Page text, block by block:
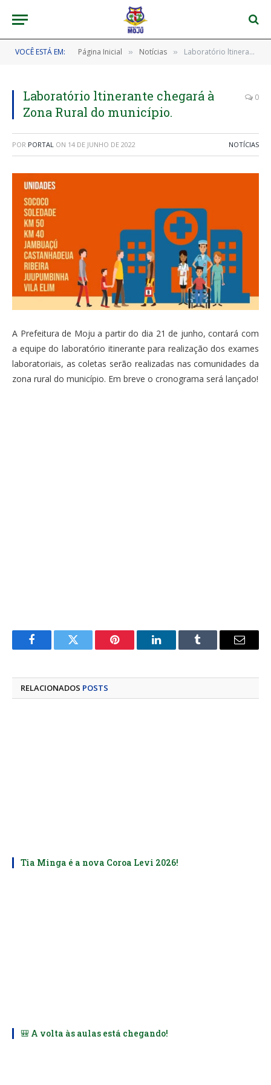
VOCÊ ESTÁ EM: Página Inicial » Notícias » Laboratório ltinerante chegará à Zona Rural do município.
Laboratório ltinerante chegará à
Zona Rural do município.
0
POR PORTAL ON 14 DE JUNHO DE 2022 NOTÍCIAS
A Prefeitura de Moju a partir do dia 21 de junho, contará com
a equipe do laboratório itinerante para realização dos exames
laboratoriais, as coletas serão realizadas nas comunidades da
zona rural do município. Em breve o cronograma será lançado!
FacebookTwitter Pinterest LinkedInTumblr
E-
RELACIONADOS POSTS
Tia Minga é a nova Coroa Levi 2026!
🎒 A volta às aulas está chegando!